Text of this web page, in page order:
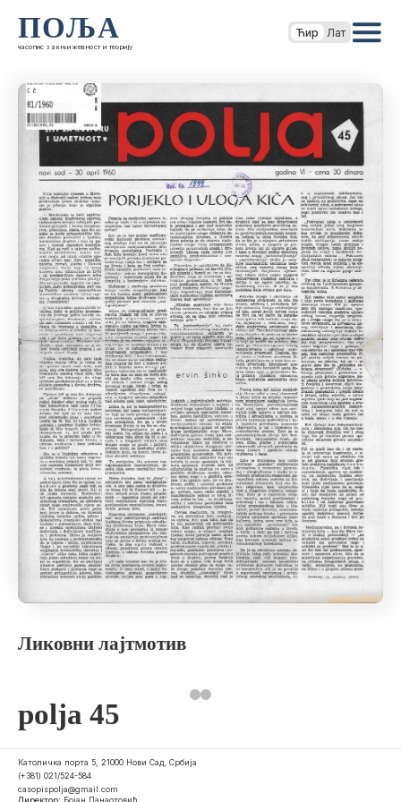
ПОЉА
часопис за књижевност и теорију
Ћир Лат
Ликовни лајтмотив
polja 45
Католичка порта 5, 21000 Нови Сад, Србија
(+381) 021/524-584
casopispolja@gmail.com
Директор: Бојан Панаотовић